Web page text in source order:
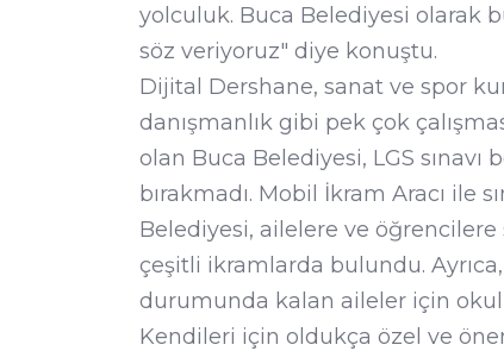
yolculuk. Buca Belediyesi olarak
söz veriyoruz" diye konuştu.
Dijital Dershane, sanat ve spor
danışmanlık gibi pek çok
olan Buca Belediyesi, LGS
bırakmadı. Mobil İkram Aracı ile
Belediyesi, ailelere ve öğrencilere
çeşitli ikramlarda bulundu.
durumunda kalan aileler için
Kendileri için oldukça özel ve